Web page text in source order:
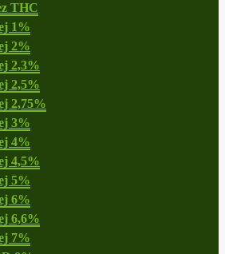
THC
1%
2%
2,3%
2,5%
2,75%
3%
4%
4,5%
5%
6%
6,6%
7%